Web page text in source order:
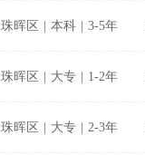
珠晖区 本科 3-5年
珠晖区 大专 1-2年
珠晖区 大专 2-3年